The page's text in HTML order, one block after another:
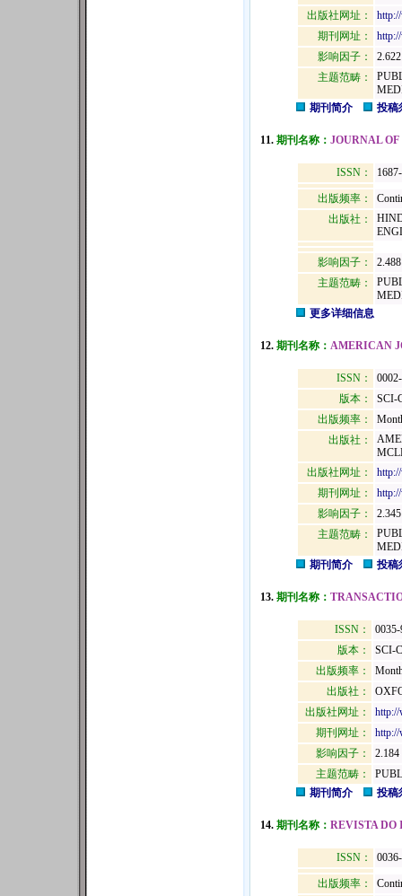
出版社网址：
期刊网址：
影响因子：
2.622
主题范畴：
期刊简介
投稿
11. 期刊名称： JOURNAL
ISSN：
出版频率：
出版社：
影响因子：
2.488
主题范畴：
更多详细信息
12. 期刊名称： AMERICAN
ISSN：
版本：
SCI-
出版频率：
出版社：
出版社网址：
期刊网址：
影响因子：
2.345
主题范畴：
期刊简介
投稿
13. 期刊名称：
ISSN：
0035-
版本：
SCI-
出版频率：
出版社：
出版社网址：
http://
期刊网址：
http://
影响因子：
2.184
主题范畴：
期刊简介
投稿
14. 期刊名称： REVISTA DO
ISSN：
出版频率：